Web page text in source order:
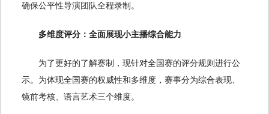
确保公平性导演团队全程录制。
多维度评分：全面展现小主播综合能力
为了更好的了解赛制，现针对全国赛的评分规则进行公
示。为体现全国赛的权威性和多维度，赛事分为综合表现、
镜前考核、语言艺术三个维度。